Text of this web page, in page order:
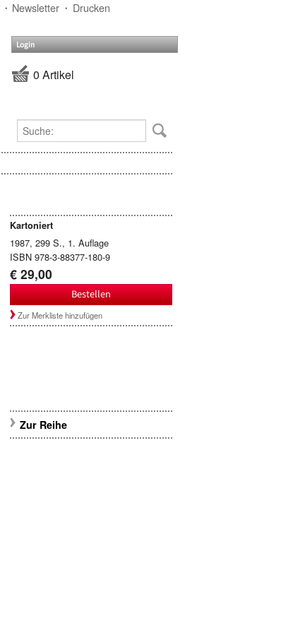
Newsletter Drucken
Login
0 Artikel
Kartoniert
1987, 299 S., 1. Auflage
ISBN 978-3-88377-180-9
€ 29,00
Bestellen
Zur Merkliste hinzufügen
Zur Reihe